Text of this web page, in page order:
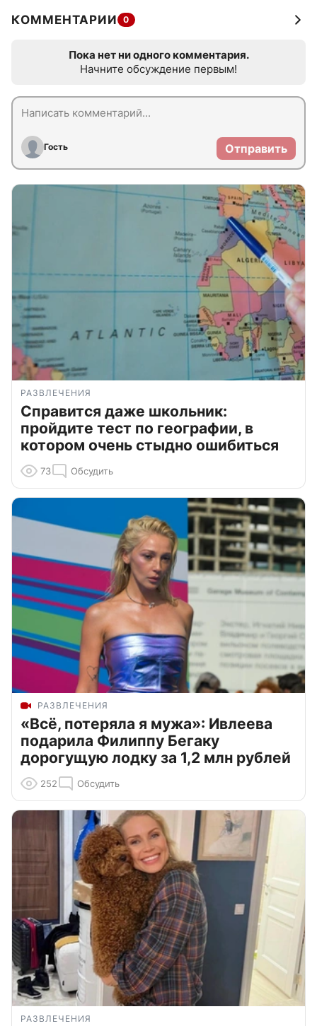
КОММЕНТАРИИ 0
Пока нет ни одного комментария.
Начните обсуждение первым!
Гость Отправить
РАЗВЛЕЧЕНИЯ
Справится даже школьник:
пройдите тест по географии, в
котором очень стыдно ошибиться
73 Обсудить
РАЗВЛЕЧЕНИЯ
«Всё, потеряла я мужа»: Ивлеева
подарила Филиппу Бегаку
дорогущую лодку за 1,2 млн рублей
252 Обсудить
РАЗВЛЕЧЕНИЯ